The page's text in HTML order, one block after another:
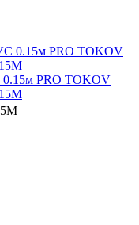
0.15м PRO TOKOV